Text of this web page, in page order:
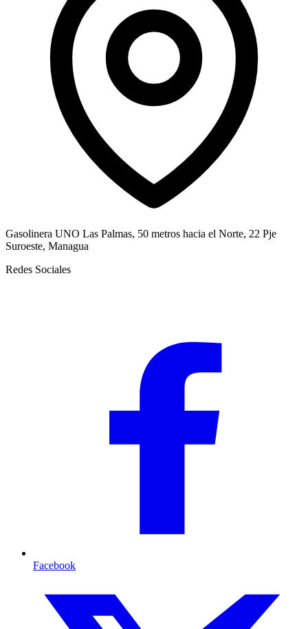
Gasolinera UNO Las Palmas, 50 metros hacia el Norte, 22 Pje
Suroeste, Managua
Redes Sociales
Facebook